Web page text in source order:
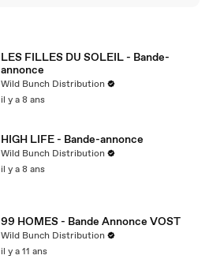
LES FILLES DU SOLEIL - Bande-
annonce
Wild Bunch Distribution
il y a 8 ans
HIGH LIFE - Bande-annonce
Wild Bunch Distribution
il y a 8 ans
99 HOMES - Bande Annonce VOST
Wild Bunch Distribution
il y a 11 ans